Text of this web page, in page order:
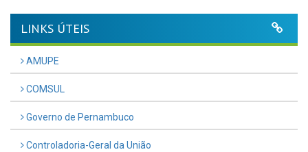
LINKS ÚTEIS
AMUPE
COMSUL
Governo de Pernambuco
Controladoria-Geral da União